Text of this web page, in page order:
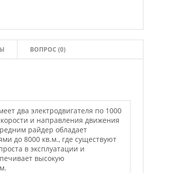
ВОПРОС (0)
два электродвигателя по 1000
и направления движения
райдер обладает
до 8000 кв.м., где существуют
в эксплуатации и
высокую